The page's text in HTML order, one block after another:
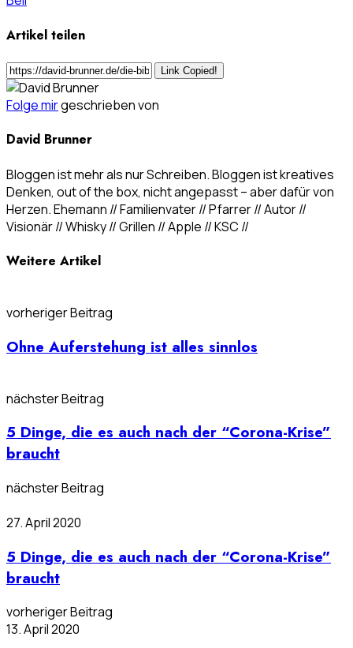
Artikel teilen
Link Copied!
Folge mirgeschrieben von
David Brunner
Bloggen ist mehr als nur Schreiben. Bloggen ist kreatives
Denken, out of the box, nicht angepasst – aber dafür von
Herzen. Ehemann // Familienvater // Pfarrer // Autor //
Visionär // Whisky // Grillen // Apple // KSC //
Weitere Artikel
vorheriger Beitrag
Ohne Auferstehung ist alles sinnlos
nächster Beitrag
5 Dinge, die es auch nach der “Corona-Krise”
braucht
nächster Beitrag
27. April 2020
5 Dinge, die es auch nach der “Corona-Krise”
braucht
vorheriger Beitrag
13. April 2020